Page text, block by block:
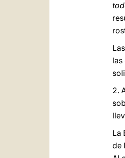
las
2.
La
de